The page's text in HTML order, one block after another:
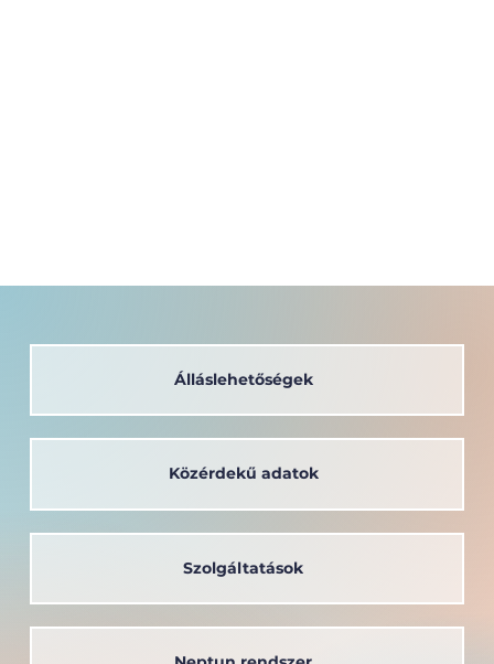
Álláslehetőségek
Szolgáltatások
Közérdekű adatok